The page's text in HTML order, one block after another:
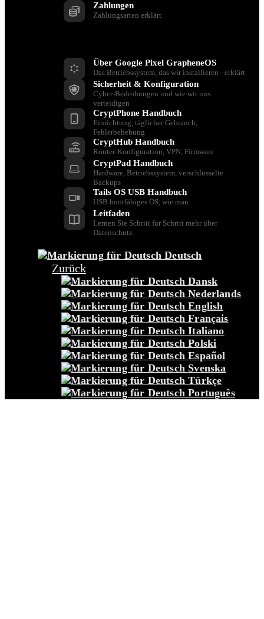
Zahlungen
Zahlungsarten erklärt
Über Google Pixel GrapheneOS
Das Betriebssystem, das wir installieren - erklärt
Sicherheit & Konfiguration
Cyber-Bedrohungen und wie wir uns
verteidigen
CryptPhone Handbuch
Einrichtung, täglicher Gebrauch,
Fehlerbehebung
CryptHub Handbuch
Router-Konfiguration, VPN, Firmware
CryptPad Handbuch
Hardware, Betriebssystem, verschlüsselte
Backups
Tails OS USB Handbuch
USB bootfähiges OS, wie man
Leitfaden
Lernen Sie Schritt für Schritt mehr über
Datenschutz
Deutsch
Zurück
Dansk
Nederlands
English
Français
Italiano
Polski
Español
Svenska
Türkçe
Português